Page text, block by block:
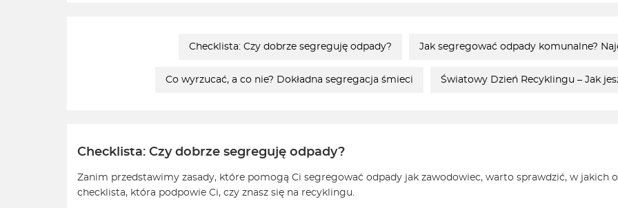
Checklista: Czy dobrze segreguję odpady? Jak segregować odpady komunalne?
Co wyrzucać, a co nie? Dokładna segregacja śmieci Światowy Dzień Recyklingu – Jak
Checklista: Czy dobrze segreguję odpady?
Zanim przedstawimy zasady, które pomogą Ci segregować odpady jak zawodowiec, warto sprawdzić, w jakich
checklista, która podpowie Ci, czy znasz się na recyklingu.